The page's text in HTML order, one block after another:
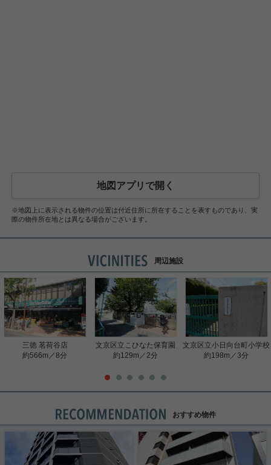
地図アプリで開く
※地図上に表示される物件の位置は付近住所に所在することを表すものであり、実
際の物件所在地とは異なる場合がございます。
周辺施設
三徳 茗荷谷店
約566m／8分
文京区立こひなた保育園
約129m／2分
文京区立小日向台町小学校
約198m／3分
おすすめ物件